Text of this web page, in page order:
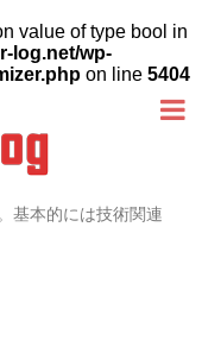
value of type bool in
log.net/wp-
on line 5404
基本的には技術関連